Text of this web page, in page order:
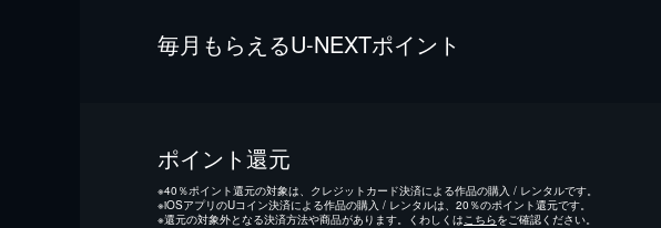
毎⽉もらえるU-NEXTポイント
ポイント還元
※40％ポイント還元の対象は、クレジットカード決済による作品の購入 / レンタルです。
※iOSアプリのUコイン決済による作品の購入 / レンタルは、20％のポイント還元です。
※還元の対象外となる決済方法や商品があります。くわしくはこちらをご確認ください。